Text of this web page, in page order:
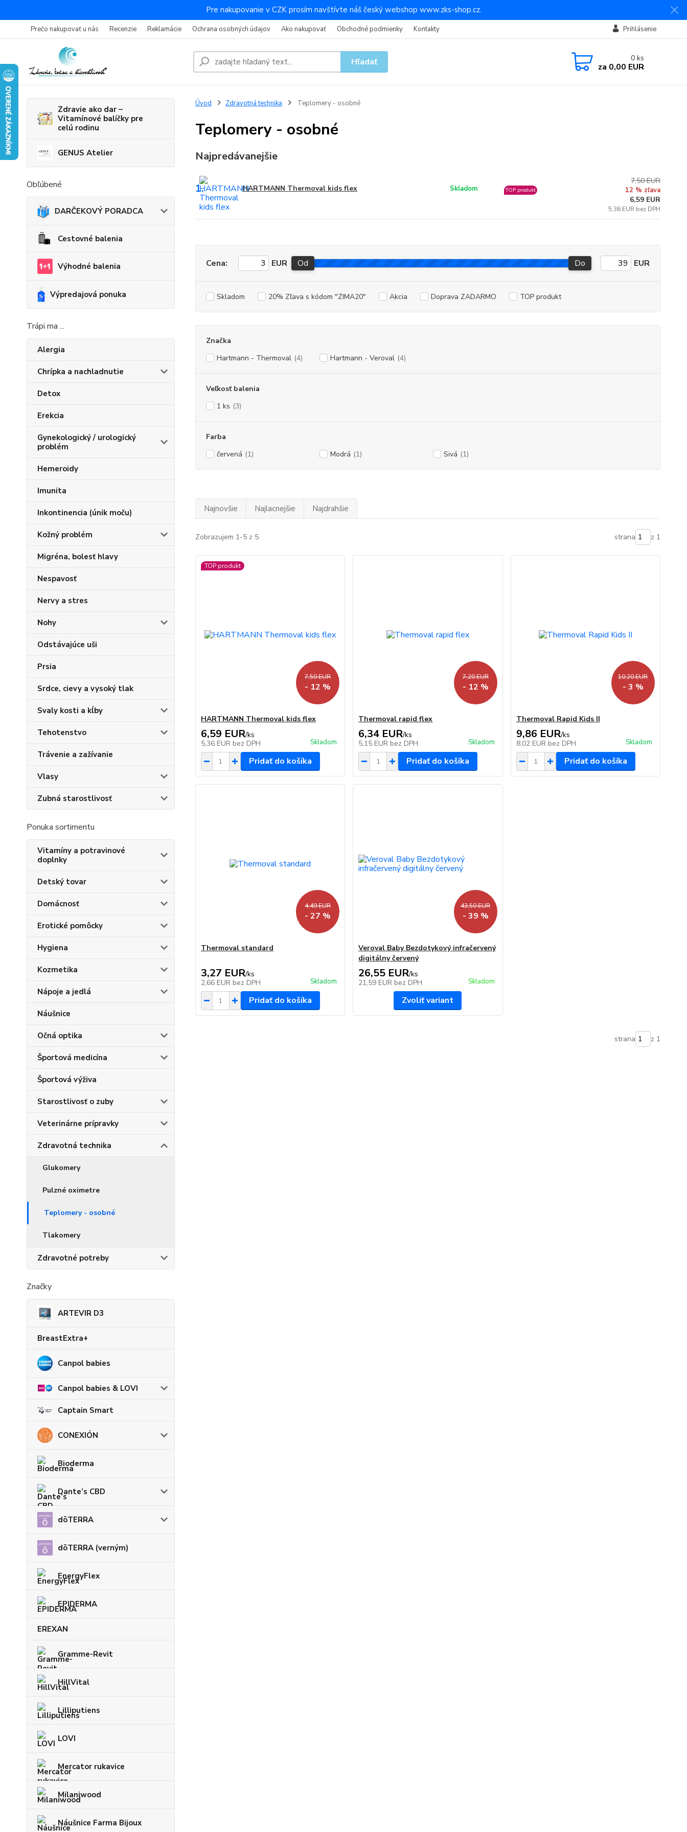
Pre nakupovanie v CZK prosím navštívte náš český webshop www.zks-shop.cz.
Prečo nakupovať u nás Recenzie Reklamácie Ochrana osobných údajov Ako nakupovať Obchodné podmienky Kontakty Prihlásenie
Hľadať 0 ks
za 0,00 EUR
Zdravie ako dar –
Vitamínové balíčky pre
celú rodinu
GENUS Atelier
Obľúbené
DARČEKOVÝ PORADCA
Cestovné balenia
Výhodné balenia
Výpredajová ponuka
Trápi ma ...
Alergia
Chrípka a nachladnutie
Detox
Erekcia
Gynekologický / urologický
problém
Hemeroidy
Imunita
Inkontinencia (únik moču)
Kožný problém
Migréna, bolesť hlavy
Nespavosť
Nervy a stres
Nohy
Odstávajúce uši
Prsia
Srdce, cievy a vysoký tlak
Svaly kosti a kĺby
Tehotenstvo
Trávenie a zažívanie
Vlasy
Zubná starostlivosť
Ponuka sortimentu
Vitamíny a potravinové
doplnky
Detský tovar
Domácnosť
Erotické pomôcky
Hygiena
Kozmetika
Nápoje a jedlá
Náušnice
Očná optika
Športová medicína
Športová výživa
Starostlivosť o zuby
Veterinárne prípravky
Zdravotná technika
Glukomery
Pulzné oximetre
Teplomery - osobné
Tlakomery
Zdravotné potreby
Značky
ARTEVIR D3
BreastExtra+
Canpol babies
Canpol babies & LOVI
Captain Smart
CONEXIÓN
Bioderma
Dante’s CBD
dōTERRA
dōTERRA (verným)
EnergyFlex
EPIDERMA
EREXAN
Gramme-Revit
HillVital
Lilliputiens
LOVI
Mercator rukavice
Milaniwood
Náušnice Farma Bijoux
Úvod Zdravotná technika Teplomery - osobné
Teplomery - osobné
Najpredávanejšie
1. HARTMANN Thermoval kids flex Skladom TOP produkt
7,50 EUR
12 % zľava
6,59 EUR
5,36 EUR bez DPH
Cena: EUR Od Do EUR
Skladom 20% Zľava s kódom "ZIMA20" Akcia Doprava ZADARMO TOP produkt
Značka
Hartmann - Thermoval (4) Hartmann - Veroval (4)
Veľkosť balenia
1 ks (3)
Farba
červená (1) Modrá (1) Sivá (1)
Najnovšie Najlacnejšie Najdrahšie
Zobrazujem 1-5 z 5 strana z 1
TOP produkt
7,50 EUR
- 12 %
HARTMANN Thermoval kids flex
6,59 EUR/ks
5,36 EUR bez DPH Skladom
Pridať do košíka
7,20 EUR
- 12 %
Thermoval rapid flex
6,34 EUR/ks
5,15 EUR bez DPH Skladom
Pridať do košíka
10,20 EUR
- 3 %
Thermoval Rapid Kids II
9,86 EUR/ks
8,02 EUR bez DPH Skladom
Pridať do košíka
4,49 EUR
- 27 %
Thermoval standard
3,27 EUR/ks
2,66 EUR bez DPH Skladom
Pridať do košíka
43,50 EUR
- 39 %
Veroval Baby Bezdotykový infračervený
digitálny červený
26,55 EUR/ks
21,59 EUR bez DPH Skladom
Zvoliť variant
strana z 1